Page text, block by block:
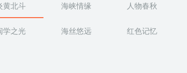
黄北斗 海峡情缘 人物春秋
学之光 海丝悠远 红色记忆